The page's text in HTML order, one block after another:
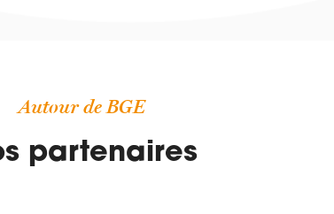
Autour de BGE
partenaires